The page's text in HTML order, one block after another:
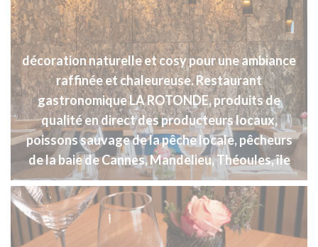
décoration naturelle et cosy pour une ambiance
raffinée et chaleureuse. Restaurant
gastronomique LA ROTONDE, produits de
qualité en direct des producteurs locaux,
poissons sauvage de la pêche locale, pêcheurs
de la baie de Cannes, Mandelieu, Théoules, île